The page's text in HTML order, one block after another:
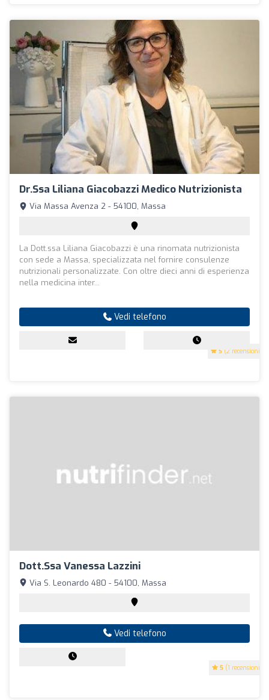
Dr.ssa Liliana Giacobazzi Medico Nutrizionista
5 (2 recensioni)
Via Massa Avenza 2 - 54100, Massa
La Dott.ssa Liliana Giacobazzi è una rinomata nutrizionista
con sede a Massa, specializzata nel fornire consulenze
nutrizionali personalizzate. Con oltre dieci anni di esperienza
nella medicina inter...
Vedi telefono
Dott.ssa Vanessa Lazzini
5 (1 recensioni)
Via S. Leonardo 480 - 54100, Massa
Vedi telefono